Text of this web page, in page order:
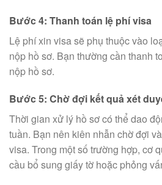
Bước 4: Thanh toán lệ phí visa
Lệ phí xin visa sẽ phụ thuộc vào
nộp hồ sơ. Bạn thường cần thanh
nộp hồ sơ.
Bước 5: Chờ đợi kết quả xét
Thời gian xử lý hồ sơ có thể dao
tuần. Bạn nên kiên nhẫn chờ đợi
visa. Trong một số trường hợp, cơ
cầu bổ sung giấy tờ hoặc phỏng